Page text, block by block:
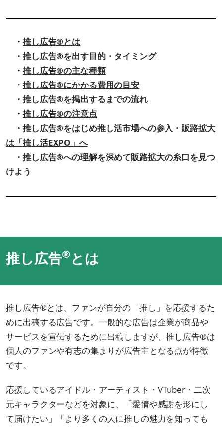
・ 推し広告®とは
・ 推し広告®を出す目的・タイミング
・ 推し広告®の主な種類
・ 推し広告®にかかる費用の目安
・ 推し広告®を掲出するまでの流れ
・ 推し広告®の注意点
・ 推し広告®をはじめ推し活市場への参入・販路拡大
は「推し活EXPO」へ
・ 推し広告®への理解を深めて販路拡大の糸口を見つ
けよう
推し広告®とは
推し広告®とは、ファンが自分の「推し」を応援するた
めに出稿する広告です。一般的な広告は企業が商品や
サービスを宣伝するために出稿しますが、推し広告®は
個人のファンや有志の集まりが広告主となる点が特徴
です。
応援しているアイドル・アーティスト・VTuber・二次
元キャラクターなどを対象に、「愛情や感謝を形にし
て届けたい」「より多くの人に推しの魅力を知っても